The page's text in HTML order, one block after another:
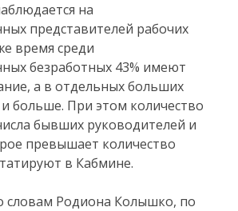
на
представителей рабочих
время среди
безработных 43% имеют
а в отдельных больших
и больше. При этом количество
бывших руководителей и
превышает количество
в Кабмине.
словам Родиона Колышко, по